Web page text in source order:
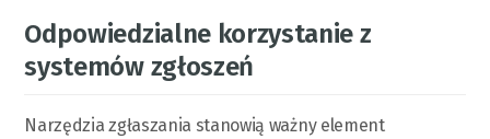
Odpowiedzialne korzystanie z
systemów zgłoszeń
Narzędzia zgłaszania stanowią ważny element